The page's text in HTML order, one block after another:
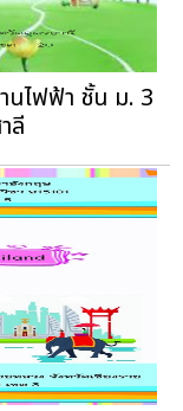
นไฟฟ้า ชั้น ม. 3
ลี